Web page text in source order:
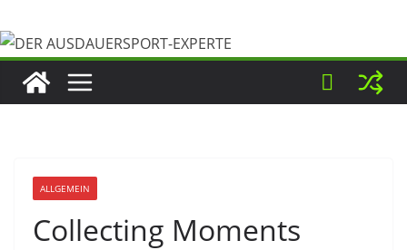
ALLGEMEIN
Collecting Moments